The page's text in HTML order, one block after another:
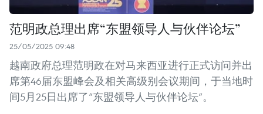
范明政总理出席“东盟领导人与伙伴论坛”
25/05/2025 09:48
越南政府总理范明政在对马来西亚进行正式访问并出
席第46届东盟峰会及相关高级别会议期间，于当地时
间5月25日出席了“东盟领导人与伙伴论坛”。